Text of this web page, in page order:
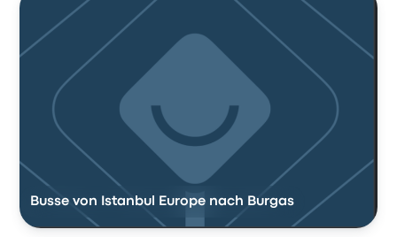
Busse von Istanbul Europe nach Burgas